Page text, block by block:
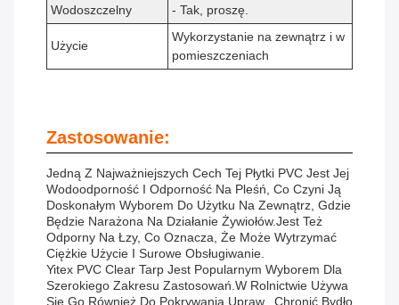
Wodoszczelny
- Tak, proszę.
Użycie
Wykorzystanie na zewnątrz i w
pomieszczeniach
Zastosowanie:
Jedną Z Najważniejszych Cech Tej Płytki PVC Jest Jej
Wodoodporność I Odporność Na Pleśń, Co Czyni Ją
Doskonałym Wyborem Do Użytku Na Zewnątrz, Gdzie
Będzie Narażona Na Działanie Żywiołów.Jest Też
Odporny Na Łzy, Co Oznacza, Że Może Wytrzymać
Ciężkie Użycie I Surowe Obsługiwanie.
Yitex PVC Clear Tarp Jest Popularnym Wyborem Dla
Szerokiego Zakresu Zastosowań.W Rolnictwie Używa
Się Go Również Do Pokrywania Upraw., Chronić Bydło